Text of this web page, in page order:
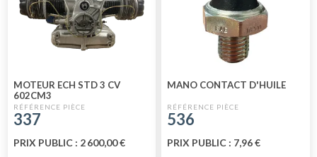
MOTEUR ECH STD 3 CV
602CM3
337
PRIX PUBLIC : 2 600,00 €
MANO CONTACT D'HUILE
536
PRIX PUBLIC : 7,96 €